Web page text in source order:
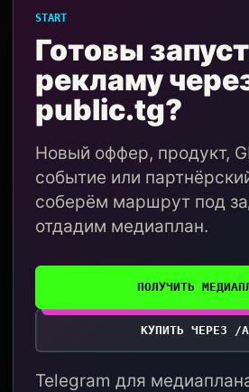
START
Готовы
рекламу
public.tg?
Новый оффер, продукт,
событие или
соберём маршрут под
отдадим медиаплан.
ПОЛУЧИТЬ
КУПИТЬ ЧЕРЕЗ /
Telegram для